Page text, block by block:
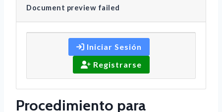
Document preview failed
Iniciar Sesión
Registrarse
Procedimiento para